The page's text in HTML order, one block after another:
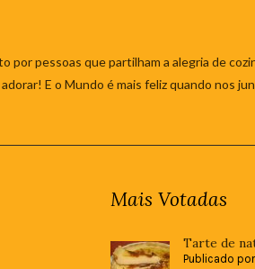
por pessoas que partilham a alegria de
E o Mundo é mais feliz quando nos
Mais Votadas
Tarte de
Publicado